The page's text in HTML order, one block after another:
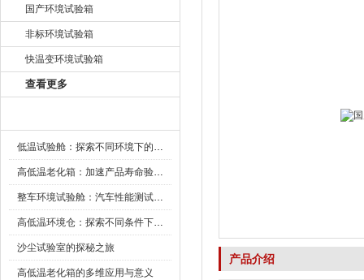
国产环境试验箱
非标环境试验箱
快温变环境试验箱
查看更多
低温试验舱：探索不同环境下的科技边界
高低温老化箱：加速产品寿命验证的可靠伙伴
整车环境试验舱：汽车性能测试的设备
高低温环境仓：探索不同条件下的科学奥秘
沙尘试验室的探秘之旅
高低温老化箱的多维应用与意义
产品介绍